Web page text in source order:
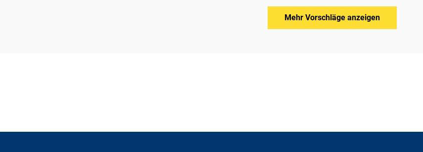
Mehr Vorschläge anzeigen